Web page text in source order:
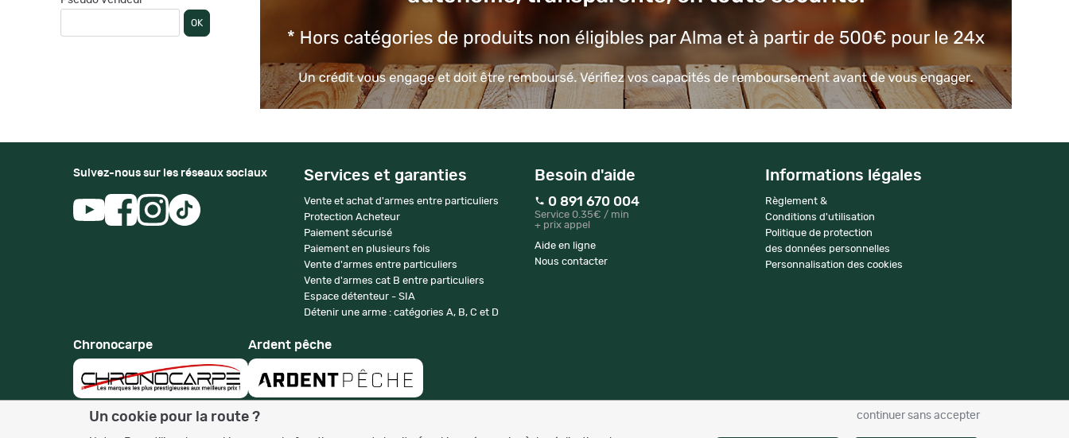
OK
Suivez-nous sur les réseaux sociaux Services et garanties
Vente et achat d'armes entre particuliers
Protection Acheteur
Paiement sécurisé
Paiement en plusieurs fois
Vente d'armes entre particuliers
Vente d'armes cat B entre particuliers
Espace détenteur - SIA
Détenir une arme : catégories A, B, C et D
Besoin d'aide
0 891 670 004
Service 0.35€ / min
+ prix appel
Aide en ligne
Nous contacter
Informations légales
Règlement &
Conditions d'utilisation
Politique de protection
des données personnelles
Personnalisation des cookies
Chronocarpe Ardent pêche
continuer sans accepter
Un cookie pour la route ?